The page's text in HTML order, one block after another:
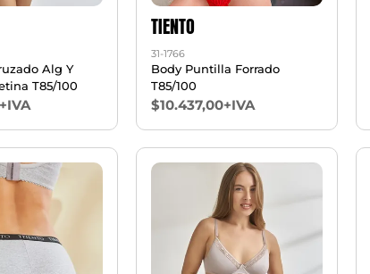
Alg Y
T85/100
TIENTO
31-1766
Body Puntilla Forrado
T85/100
$10.437,00+IVA